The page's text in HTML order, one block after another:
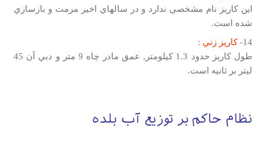
اين كاريز نام مشخصي ندارد و در سالهاي اخير مرمت و بازسازي
شده است.
14-
كاريز زني :
طول كاريز حدود 1.3 كيلومتر, عمق مادر چاه 9 متر و دبي آن 45
ليتر بر ثانيه است.
نظام حاكم بر توزيع آب بلده